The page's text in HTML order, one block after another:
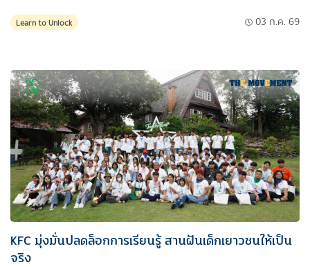
Learn to Unlock 03 ก.ค. 69
KFC มุ่งมั่นปลดล็อกการเรียนรู้ สานฝันเด็กเยาวชนให้เป็น
จริง